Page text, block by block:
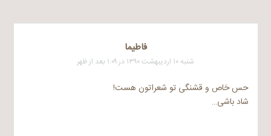
فاطیما
شنبه ۱۰ اردیبهشت ۱۳۹۰ در ۱:۰۹ بعد از ظهر
حس خاص و قشنگی تو شعراتون هست!
شاد باشی…